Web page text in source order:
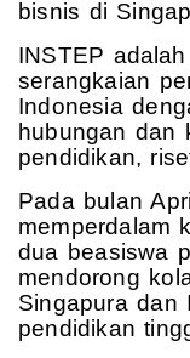
bisnis di
INSTEP
serangkaian
Indonesia
hubungan dan
pendidikan,
Pada bulan
memperdalam
dua beasiswa
mendorong
Singapura dan
pendidikan